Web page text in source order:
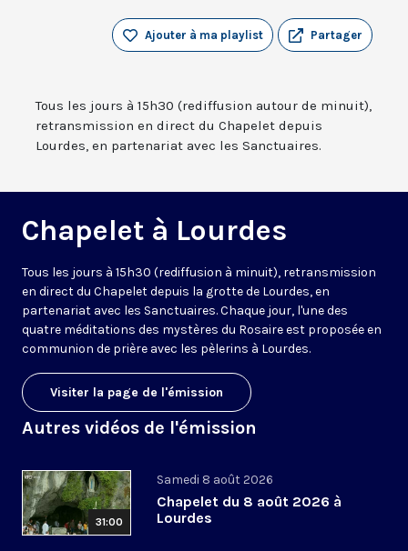
Partager
Ajouter à ma playlist
Tous les jours à 15h30 (rediffusion autour de minuit),
retransmission en direct du Chapelet depuis
Lourdes, en partenariat avec les Sanctuaires.
Chapelet à Lourdes
Tous les jours à 15h30 (rediffusion à minuit), retransmission
en direct du Chapelet depuis la grotte de Lourdes, en
partenariat avec les Sanctuaires. Chaque jour, l'une des
quatre méditations des mystères du Rosaire est proposée en
communion de prière avec les pèlerins à Lourdes.
Visiter la page de l'émission
Autres vidéos de l'émission
31:00
Samedi 8 août 2026
Chapelet du 8 août 2026 à
Lourdes